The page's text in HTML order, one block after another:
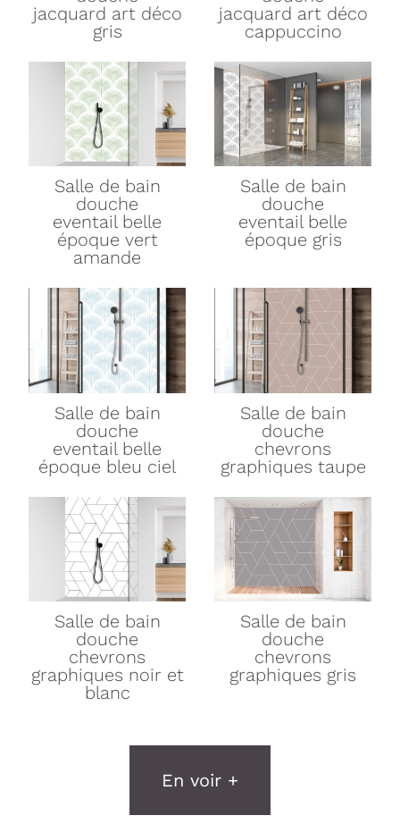
jacquard art déco
gris
jacquard art déco
cappuccino
Salle de bain
douche
eventail belle
époque vert
amande
Salle de bain
douche
eventail belle
époque gris
Salle de bain
douche
eventail belle
époque bleu ciel
Salle de bain
douche
chevrons
graphiques taupe
Salle de bain
douche
chevrons
graphiques noir et
blanc
Salle de bain
douche
chevrons
graphiques gris
En voir +